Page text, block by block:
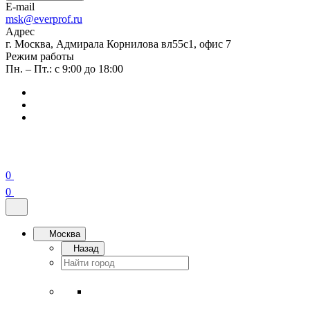
E-mail
msk@everprof.ru
Адрес
г. Москва, Адмирала Корнилова вл55с1, офис 7
Режим работы
Пн. – Пт.: с 9:00 до 18:00
0
0
Москва
Назад